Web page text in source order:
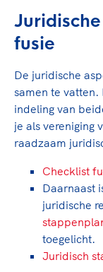
fusie
De juridische
samen te
indeling van
je als vereniging
raadzaam
Checklist
Daarnaast
juridische
toegelicht.
Juridisch